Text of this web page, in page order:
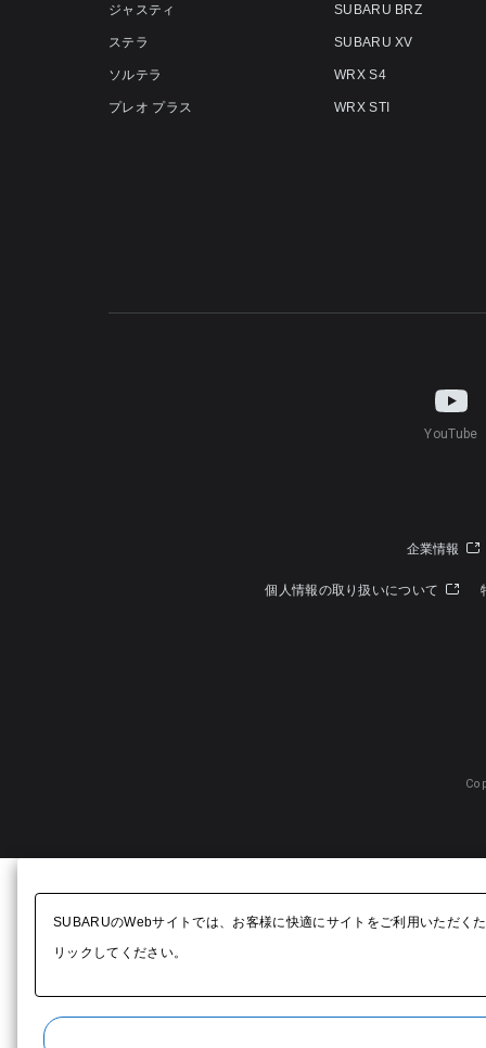
ジャスティ
ステラ
ソルテラ
プレオ プラス
SUBARU BRZ
SUBARU XV
WRX S4
WRX STI
YouTube
企業情報
個人情報の取り扱いについて
SUBARUのWebサイトでは、お客様に快適にサイトをご利用いただく
リックしてください。​